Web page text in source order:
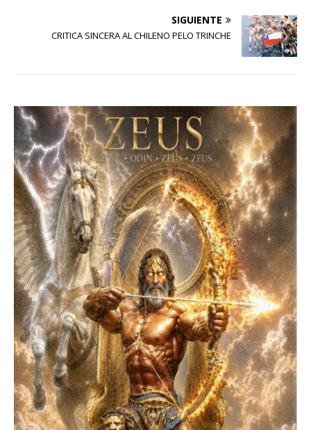
SIGUIENTE
CRITICA SINCERA AL CHILENO PELO TRINCHE